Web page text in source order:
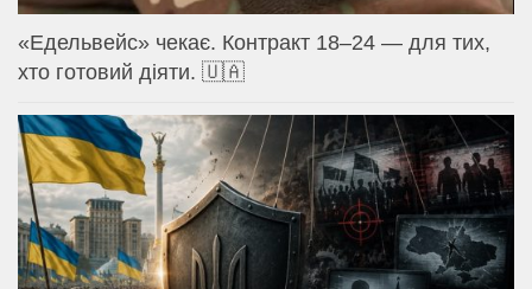
«Едельвейс» чекає. Контракт 18–24 — для тих,
хто готовий діяти. 🇺🇦